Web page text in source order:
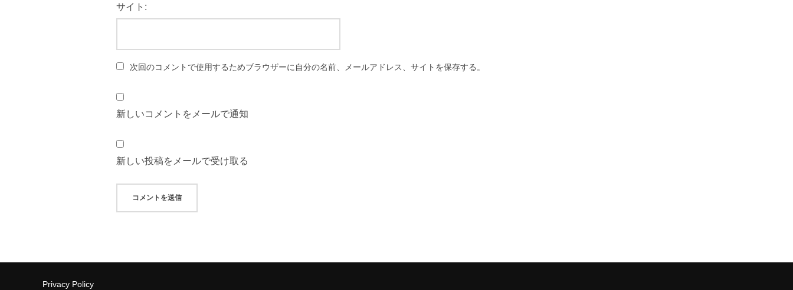
サイト:
次回のコメントで使用するためブラウザーに自分の名前、メールアドレス、サイトを保存する。
新しいコメントをメールで通知
新しい投稿をメールで受け取る
Privacy Policy